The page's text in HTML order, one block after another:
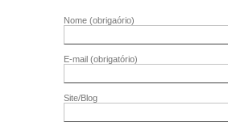
Nome (obrigaório)
E-mail (obrigatório)
Site/Blog